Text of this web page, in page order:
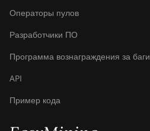
Операторы пулов
Разработчики ПО
Программа вознаграждения за баги
API
Пример кода